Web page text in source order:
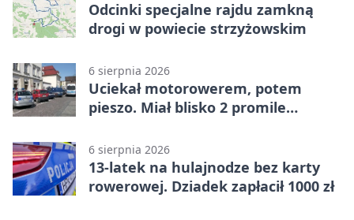
Odcinki specjalne rajdu zamkną
drogi w powiecie strzyżowskim
6 sierpnia 2026
Uciekał motorowerem, potem
pieszo. Miał blisko 2 promile
6 sierpnia 2026
13-latek na hulajnodze bez karty
rowerowej. Dziadek zapłacił 1000 zł